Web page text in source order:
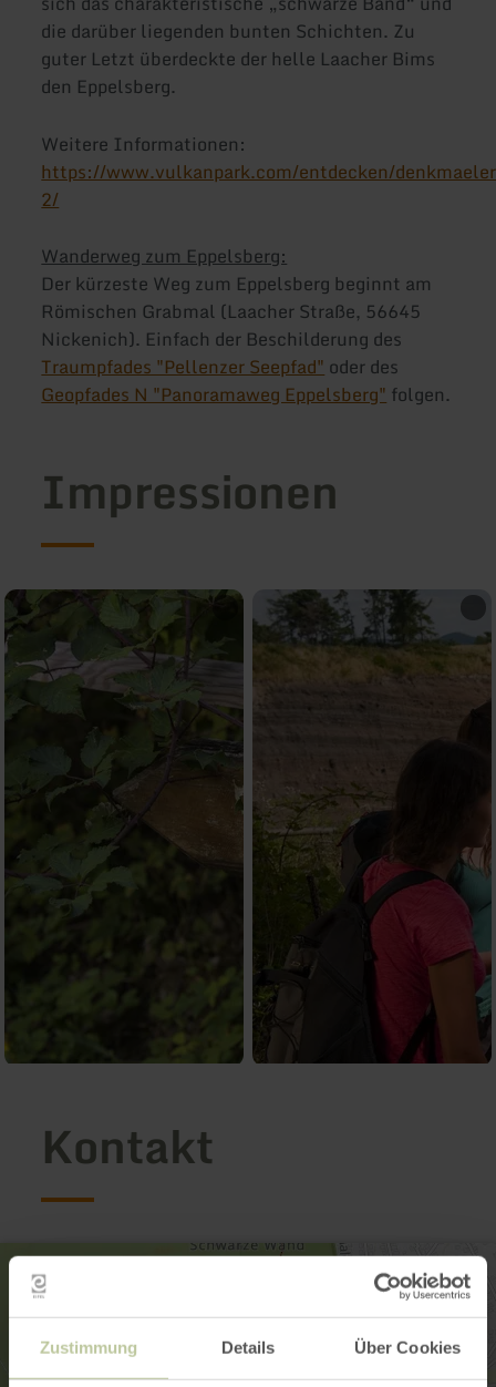
Zustimmung Details Über Cookies
die darüber liegenden bunten Schichten. Zu
guter Letzt überdeckte der helle Laacher Bims
den Eppelsberg.
Weitere Informationen:
https://www.vulkanpark.com/entdecken/
2/
Wanderweg zum Eppelsberg:
Der kürzeste Weg zum Eppelsberg beginnt am
Römischen Grabmal (Laacher Straße, 56645
Nickenich). Einfach der Beschilderung des
Traumpfades "Pellenzer Seepfad" oder des
Geopfades N "Panoramaweg Eppelsberg" folgen.
Impressionen
Kontakt